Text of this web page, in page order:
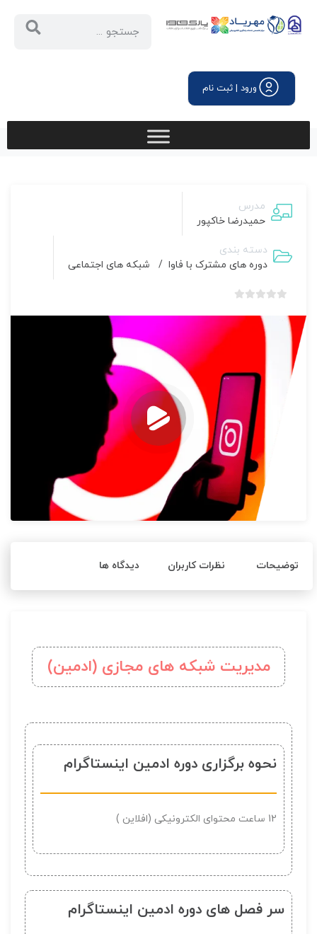
ورود | ثبت نام
مدرس
حمیدرضا خاکپور
دسته بندی
دوره های مشترک با فاوا / شبکه های اجتماعی
امتیاز
توضیحات نظرات کاربران دیدگاه ها
مدیریت شبکه های مجازی (ادمین)
نحوه برگزاری دوره ادمین اینستاگرام
12 ساعت محتوای الکترونیکی (افلاین )
سر فصل های دوره ادمین اینستاگرام